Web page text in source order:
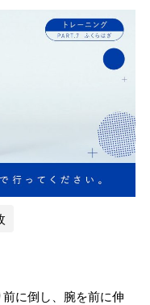
前に倒し、腕を前に伸